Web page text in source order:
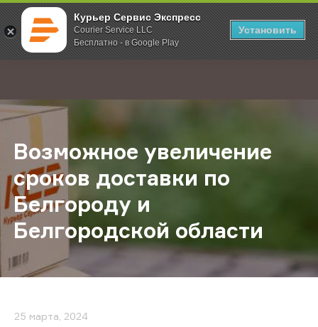
Курьер Сервис Экспресс
Courier Service LLC
Бесплатно - в Google Play
Установить
; Главная О компании Новости Возможное увеличение сроков
Возможное увеличение
сроков доставки по
Белгороду и
Белгородской области
25 марта, 2024